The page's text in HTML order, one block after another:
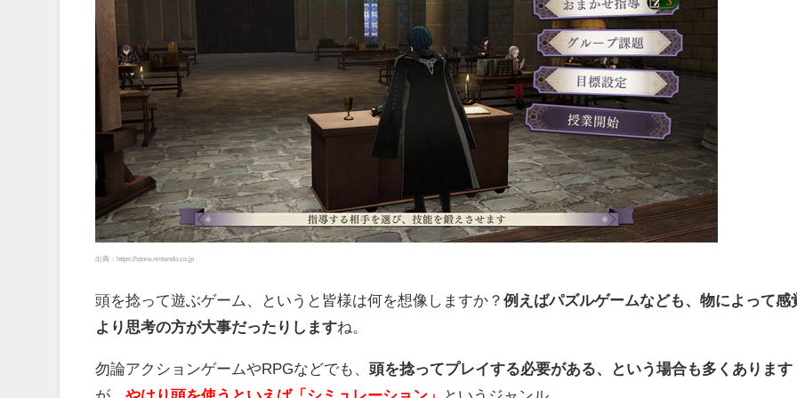
出典：https://store.nintendo.co.jp
頭を捻って遊ぶゲーム、というと皆様は何を想像しますか？例えばパズルゲームなども、物によって感
より思考の方が大事だったりしますね。
勿論アクションゲームやRPGなどでも、頭を捻ってプレイする必要がある、という場合も多くあります
が、やはり頭を使うといえば「シミュレーション」 というジャンル。